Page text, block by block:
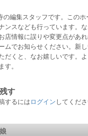
の編集スタッフです。このホ
ンスなども行っています。
店情報に誤りや変更点があ
ムでお知らせください。新
だくと、なお嬉しいです。よ
。
す
するにはログインしてくださ